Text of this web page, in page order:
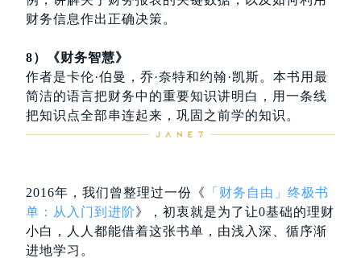
财务信息作出正确决策。
8）《财务智慧》
作者是卡伦·伯曼，乔·奈特和约翰·凯斯。本书用最
简洁的语言把财务中的重要知识讲明白，用一条线
把知识点全部串连起来，巩固之前学的知识。
2016年，我们曾整理过一份《
「财务自由」终极书
单：从入门到进阶》，初衷就是为了让0基础的理财
小白，人人都能借着这张书单，由浅入深、循序渐
进地学习。